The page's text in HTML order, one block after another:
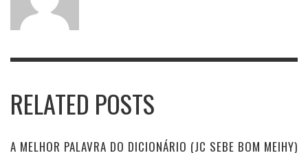
RELATED POSTS
A MELHOR PALAVRA DO DICIONÁRIO (JC SEBE BOM MEIHY)